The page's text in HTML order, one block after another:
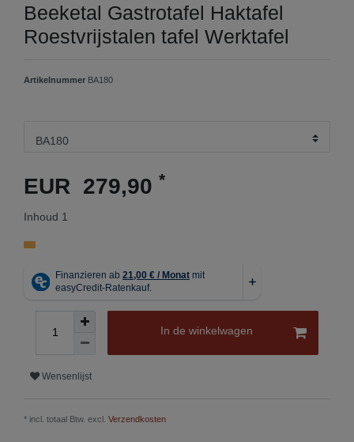
Beeketal Gastrotafel Haktafel
Roestvrijstalen tafel Werktafel
Artikelnummer BA180
EUR 279,90 *
Inhoud 1
In de winkelwagen
Wensenlijst
* incl. totaal Btw. excl. Verzendkosten